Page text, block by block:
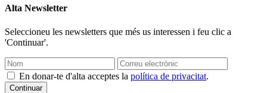
Alta Newsletter
Seleccioneu les newsletters que més us interessen i feu clic a
'Continuar'.
En donar-te d'alta acceptes la política de privacitat.
Continuar